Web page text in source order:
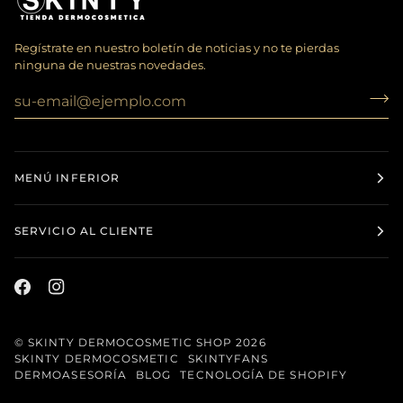
Regístrate en nuestro boletín de noticias y no te pierdas
ninguna de nuestras novedades.
MENÚ INFERIOR
SERVICIO AL CLIENTE
©SKINTY DERMOCOSMETIC SHOP 2026
SKINTY DERMOCOSMETIC
SKINTYFANS
DERMOASESORÍA
BLOG TECNOLOGÍA DE SHOPIFY